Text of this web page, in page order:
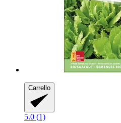
Carrello
5.0 (1)